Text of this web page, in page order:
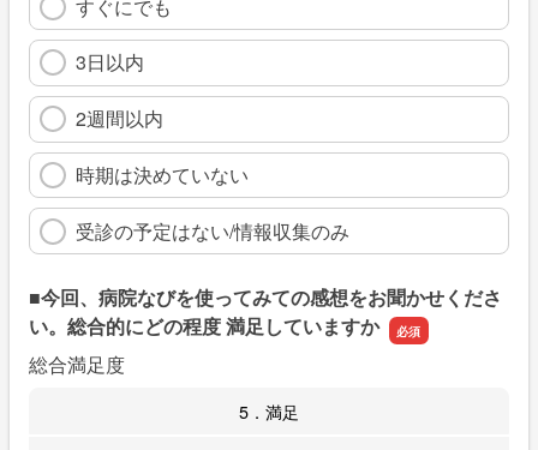
すぐにでも
3日以内
2週間以内
時期は決めていない
受診の予定はない/情報収集のみ
■今回、病院なびを使ってみての感想をお聞かせくださ
い。総合的にどの程度 満足していますか
総合満足度
5．満足